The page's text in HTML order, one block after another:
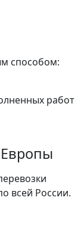
способом:
работ
всей России.